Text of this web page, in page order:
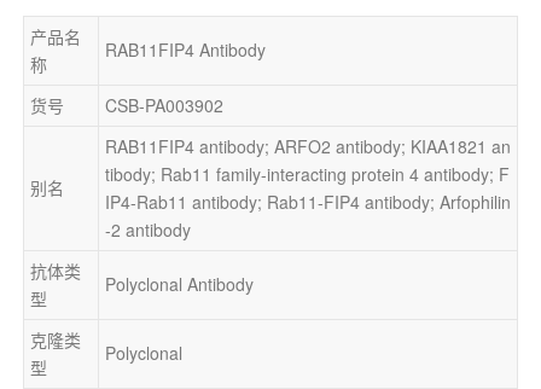
产品名
称
RAB11FIP4 Antibody
货号 CSB-PA003902
别名
RAB11FIP4 antibody; ARFO2 antibody; KIAA1821 an
tibody; Rab11 family-interacting protein 4 antibody; F
IP4-Rab11 antibody; Rab11-FIP4 antibody; Arfophilin
-2 antibody
抗体类
型
Polyclonal Antibody
克隆类
型
Polyclonal